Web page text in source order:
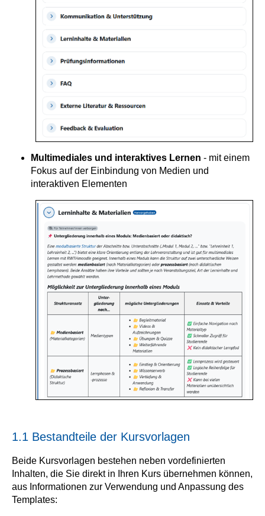
Multimediales und interaktives Lernen - mit einem
Fokus auf der Einbindung von Medien und
interaktiven Elementen
1.1 Bestandteile der Kursvorlagen
Beide Kursvorlagen bestehen neben vordefinierten
Inhalten, die Sie direkt in Ihren Kurs übernehmen können,
aus Informationen zur Verwendung und Anpassung des
Templates: